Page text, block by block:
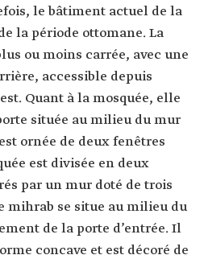
le bâtiment actuel de la
la période ottomane. La
ou moins carrée, avec une
accessible depuis
Quant à la mosquée, elle
située au milieu du mur
ornée de deux fenêtres
est divisée en deux
par un mur doté de trois
mihrab se situe au milieu du
de la porte d’entrée. Il
concave et est décoré de